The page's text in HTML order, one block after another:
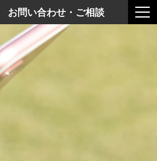
お問い合わせ・ご相談